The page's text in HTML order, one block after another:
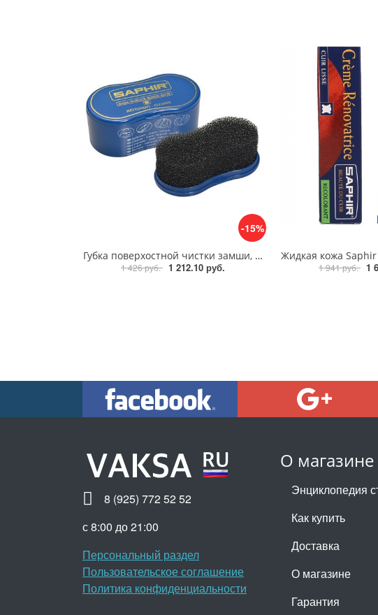
-15%
Губка поверхостной чистки замши, велюра Saphir Nettoyant cleaner
1 426 руб. 1 212.10 руб. 1 941 руб. 1
О магазине
Энциклопедия
Как купить
Доставка
О магазине
Гарантия
8 (925) 772 52 52
с 8:00 до 21:00
Персональный раздел
Пользовательское соглашение
Политика конфиденциальности